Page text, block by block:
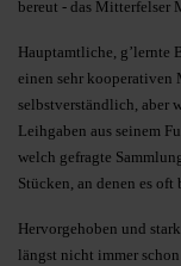
bereut - das Mitterfelser
Hauptamtliche, g’lernte
einen sehr kooperativen
selbstverständlich, aber
Leihgaben aus seinem
welch gefragte
Stücken, an denen es
Hervorgehoben und
längst nicht immer